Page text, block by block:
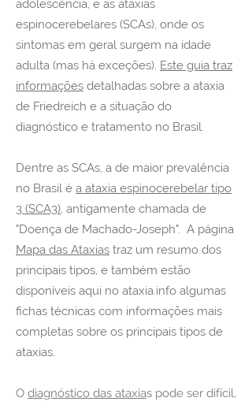
adolescência, e as ataxias
espinocerebelares (SCAs), onde os
sintomas em geral surgem na idade
adulta (mas há exceções). Este guia traz
informações detalhadas sobre a ataxia
de Friedreich e a situação do
diagnóstico e tratamento no Brasil.
Dentre as SCAs, a de maior prevalência
no Brasil é a ataxia espinocerebelar tipo
3 (SCA3), antigamente chamada de
"Doença de Machado-Joseph". A página
Mapa das Ataxias traz um resumo dos
principais tipos, e também estão
disponíveis aqui no ataxia.info algumas
fichas técnicas com informações mais
completas sobre os principais tipos de
ataxias.
O diagnóstico das ataxias pode ser difícil,